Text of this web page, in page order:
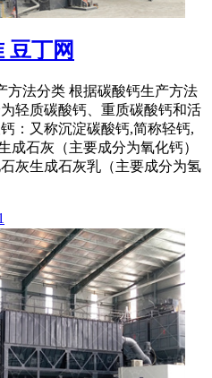
豆丁网
方法分类 根据碳酸钙生产方法
轻质碳酸钙、重质碳酸钙和活
：又称沉淀碳酸钙,简称轻钙,
成石灰（主要成分为氧化钙）
灰生成石灰乳（主要成分为氢